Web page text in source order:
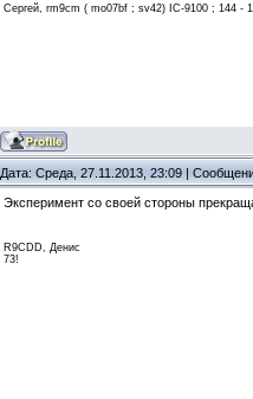
Сергей, rm9cm ( mo07bf ; sv42) IC-9100 ; 144 -
Дата: Среда, 27.11.2013, 23:09 |
Эксперимент со своей стороны
R9CDD, Денис
73!